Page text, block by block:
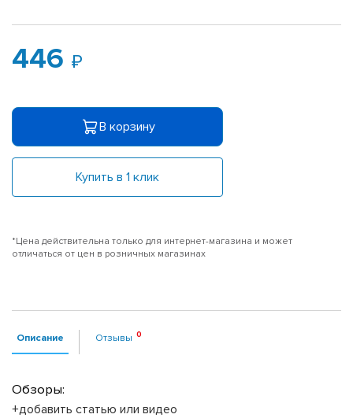
446
В корзину
Купить в 1 клик
*Цена действительна только для интернет-магазина и может
отличаться от цен в розничных магазинах
Описание Отзывы
Обзоры:
+добавить статью или видео